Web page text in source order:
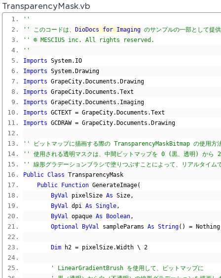
TransparencyMask.vb
''
'' このコードは、
DioDocs for Imaging のサンプルの一部として提
'' © MESCIUS inc. All rights reserved.
''
Imports System. IO
Imports System. Drawing
Imports GrapeCity. Documents . Drawing
Imports GrapeCity. Documents .Text
Imports GrapeCity. Documents . Imaging
Imports GCTEXT = GrapeCity. Documents .Text
Imports GCDRAW = GrapeCity. Documents . Drawing
'' ビットマップに描画する際の TransparencyMaskBitmap の使用方
'' 使用される透明マスクは、中間ビットマップを 0 (黒、透明) から
'' 線形グラデーションブラシで塗りつぶすことによって、リアルタイム
Public Class TransparencyMask
Public
Function GenerateImage(
ByVal pixelSize As Size,
ByVal dpi As Single,
ByVal opaque As Boolean,
Optional
ByVal sampleParams As String() = Nothing
Dim h2 = pixelSize.Width \ 2
' LinearGradientBrush を使用して、ビットマップに